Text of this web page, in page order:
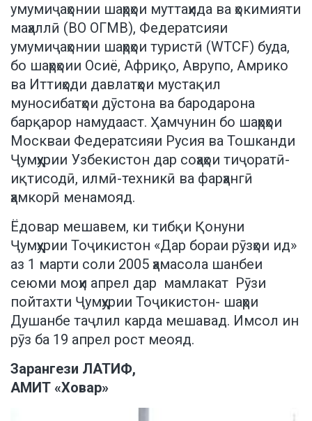
умумиҷаҳонии шаҳрҳои муттаҳида ва ҳокимияти
маҳаллӣ (ВО ОГМВ), Федератсияи
умумиҷаҳонии шаҳрҳои туристӣ (WTCF) буда,
бо шаҳрҳоии Осиё, Африқо, Аврупо, Амрико
ва Иттиҳоди давлатҳои мустақил
муносибатҳои дӯстона ва бародарона
барқарор намудааст. Ҳамчунин бо шаҳрҳои
Москваи Федератсияи Русия ва Тошканди
Ҷумҳурии Узбекистон дар соҳаҳои тиҷоратӣ-
иқтисодӣ, илмӣ-техникӣ ва фарҳангӣ
ҳамкорӣ менамояд.
Ёдовар мешавем, ки тибқи Қонуни
Ҷумҳурии Тоҷикистон «Дар бораи рӯзҳои ид»
аз 1 марти соли 2005 ҳамасола шанбеи
сеюми моҳи апрел дар мамлакат Рӯзи
пойтахти Ҷумҳурии Тоҷикистон- шаҳри
Душанбе таҷлил карда мешавад. Имсол ин
рӯз ба 19 апрел рост меояд.
Зарангези ЛАТИФ,
АМИТ «Ховар»